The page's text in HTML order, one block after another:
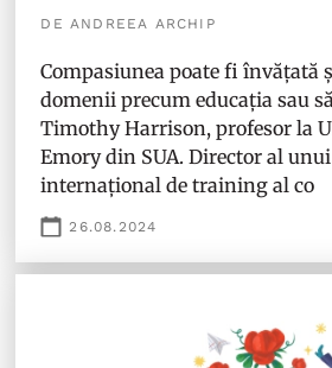
DE ANDREEA ARCHIP
Compasiunea poate fi învățată
domenii precum educația sau
Timothy Harrison, profesor la
Emory din SUA. Director al
internațional de training al co
26.08.2024